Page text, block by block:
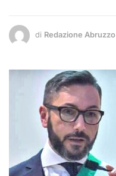
di Redazione Abruzzo